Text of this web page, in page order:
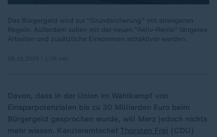
Das Bürgergeld wird zur "Grundsicherung" mit strengeren
Regeln. Außerdem sollen mit der neuen "Aktiv-Rente" längeres
Arbeiten und zusätzliche Einkommen attraktiver werden.
Davon, dass in der Union im Wahlkampf von
Einsparpotenzialen bis zu 30 Milliarden Euro beim
Bürgergeld gesprochen wurde, will Merz jedoch nichts
mehr wissen. Kanzleramtschef Thorsten Frei (CDU)